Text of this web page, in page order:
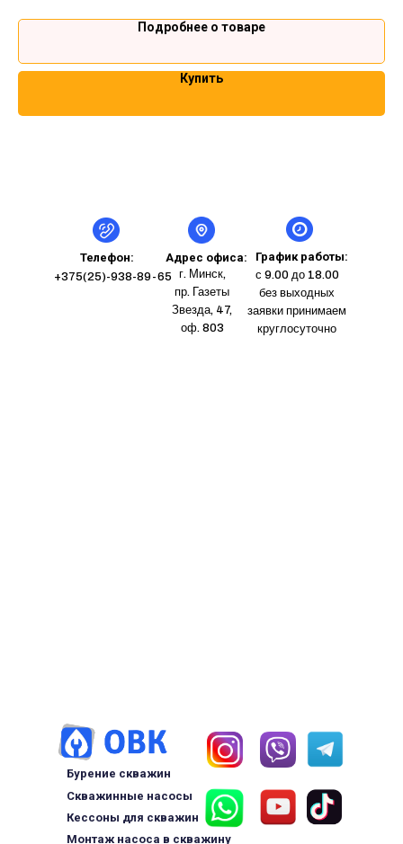
Подробнее о товаре
Купить
Адрес офиса:
г. Минск,
пр. Газеты
Звезда, 47,
оф. 803
Телефон: График работы:
+375(25)-938-89-65
с 9.00 до 18.00
без выходных
заявки принимаем
круглосуточно
Бурение скважин
Скважинные насосы
Кессоны для скважин
Монтаж насоса в скважину